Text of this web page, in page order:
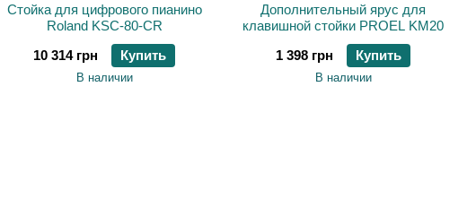
Стойка для цифрового пианино
Roland KSC-80-CR
10 314 грн
Купить
В наличии
Дополнительный ярус для
клавишной стойки PROEL KM20
1 398 грн
Купить
В наличии